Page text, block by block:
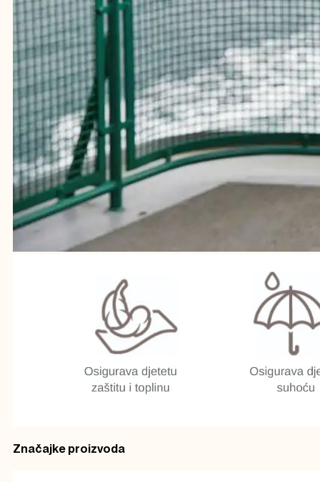
Značajke proizvoda